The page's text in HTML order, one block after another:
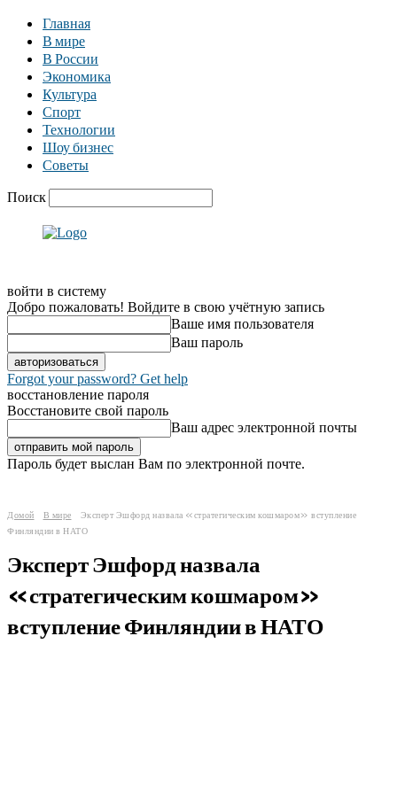
Главная
В мире
В России
Экономика
Культура
Спорт
Технологии
Шоу бизнес
Советы
Поиск
войти в систему
Добро пожаловать! Войдите в свою учётную запись
Ваше имя пользователя
Ваш пароль
Forgot your password? Get help
восстановление пароля
Восстановите свой пароль
Ваш адрес электронной почты
Пароль будет выслан Вам по электронной почте.
Домой В мире
Эксперт Эшфорд назвала «стратегическим кошмаром» вступление
Финляндии в НАТО
Эксперт Эшфорд назвала
«стратегическим кошмаром»
вступление Финляндии в НАТО